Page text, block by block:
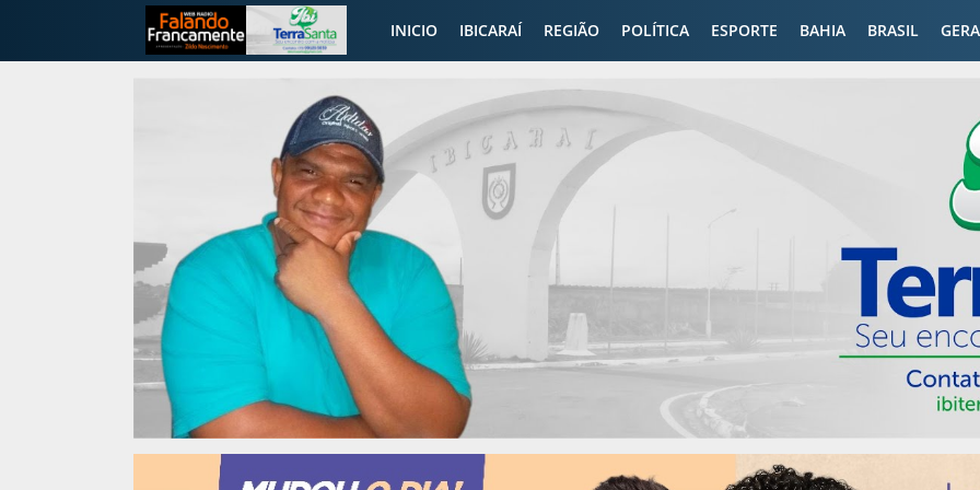
INICIO IBICARAÍ REGIÃO POLÍTICA ESPORTE BAHIA BRASIL